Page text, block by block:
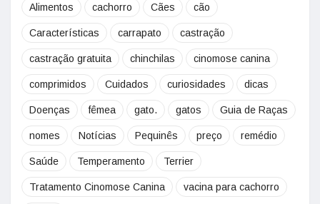
Alimentos cachorro Cães cão
Características carrapato castração
castração gratuita chinchilas cinomose canina
comprimidos Cuidados curiosidades dicas
Doenças fêmea gato. gatos Guia de Raças
nomes Notícias Pequinês preço remédio
Saúde Temperamento Terrier
Tratamento Cinomose Canina vacina para cachorro